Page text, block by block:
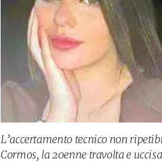
L’accertamento tecnico non
Cormos, la 20enne travolta e